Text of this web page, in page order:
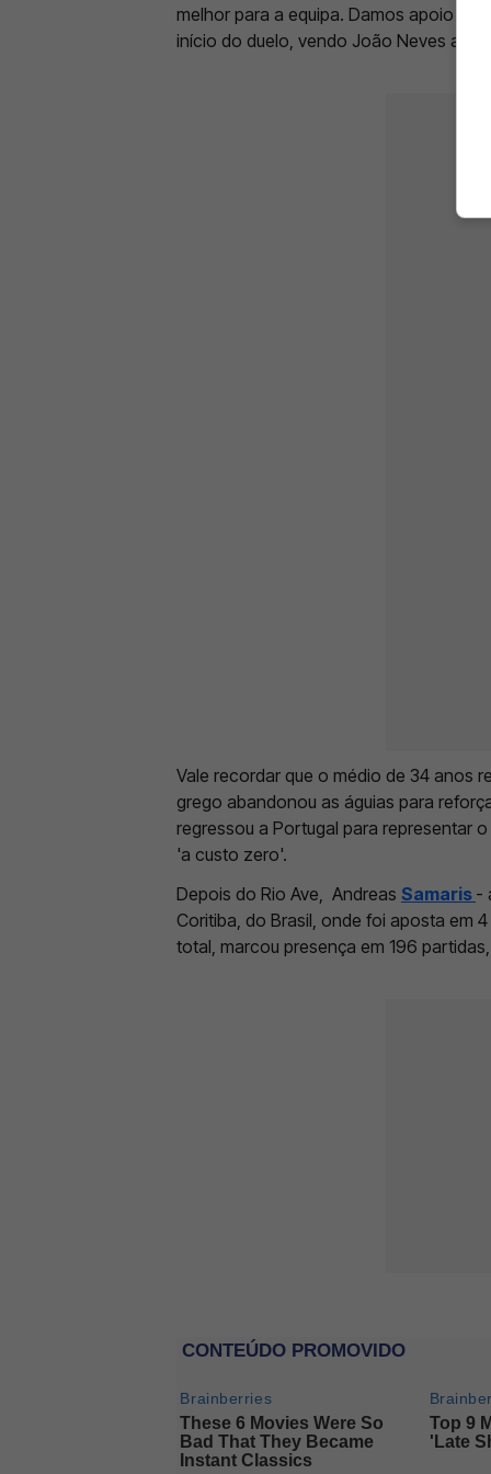
melhor para a equipa. Damos apoio e
início do duelo, vendo João Neves a
Vale recordar que o médio de 34 anos
grego abandonou as águias para
regressou a Portugal para representar o
'a custo zero'.
Depois do Rio Ave, Andreas Samaris -
Coritiba, do Brasil, onde foi aposta em
total, marcou presença em 196